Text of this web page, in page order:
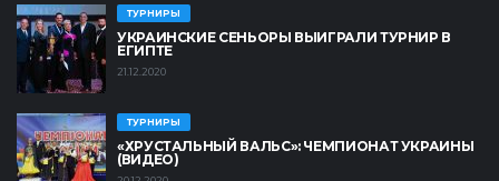
ТУРНИРЫ
УКРАИНСКИЕ СЕНЬОРЫ ВЫИГРАЛИ ТУРНИР В
ЕГИПТЕ
21.12.2020
ТУРНИРЫ
«ХРУСТАЛЬНЫЙ ВАЛЬС»: ЧЕМПИОНАТ УКРАИНЫ
(ВИДЕО)